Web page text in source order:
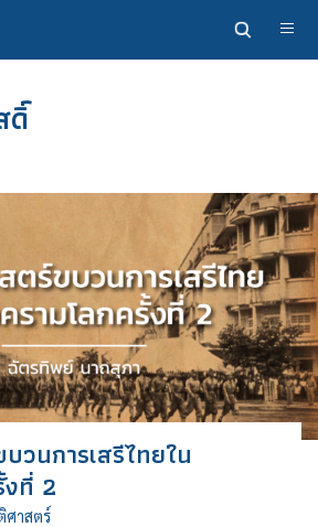
ดิ์
วนการเสรีไทยใน
ที่ 2
ศาสตร์